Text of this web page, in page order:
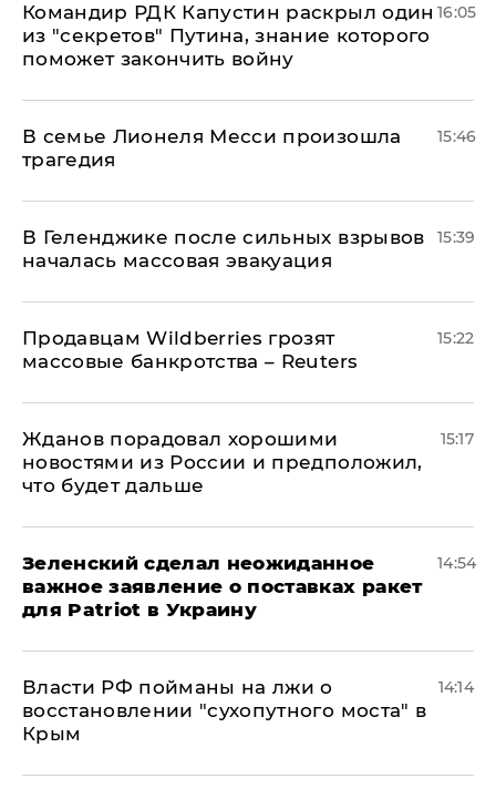
Командир РДК Капустин раскрыл один
из "секретов" Путина, знание которого
поможет закончить войну
16:05
В семье Лионеля Месси произошла
трагедия
15:46
В Геленджике после сильных взрывов
началась массовая эвакуация
15:39
Продавцам Wildberries грозят
массовые банкротства – Reuters
15:22
Жданов порадовал хорошими
новостями из России и предположил,
что будет дальше
15:17
Зеленский сделал неожиданное
важное заявление о поставках ракет
для Patriot в Украину
14:54
Власти РФ пойманы на лжи о
восстановлении "сухопутного моста" в
Крым
14:14